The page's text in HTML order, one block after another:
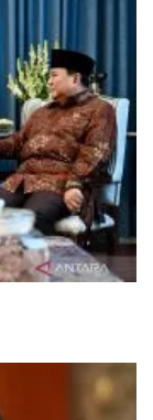
buka ruang